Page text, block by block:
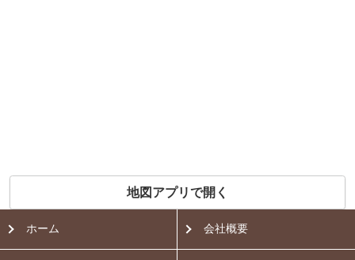
地図アプリで開く
ホーム 会社概要